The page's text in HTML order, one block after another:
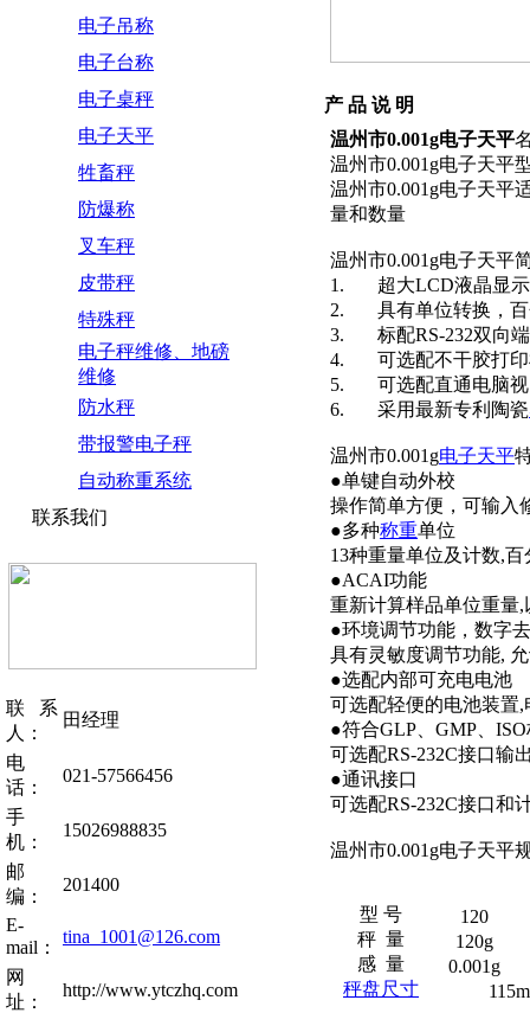
电子吊称
电子台称
电子桌秤
电子天平
牲畜秤
防爆称
叉车秤
皮带秤
特殊秤
电子秤维修、地磅
维修
防水秤
带报警电子秤
自动称重系统
联系我们
联系
人：
田经理
电
话：
021-57566456
手
机：
15026988835
邮
编：
201400
E-
mail：
tina_1001@126.com
网
址：
http://www.ytczhq.com
产 品 说 明
温州市0.001g电子天平
温州市0.001g电子天平
温州市0.001g电子天平
量和数量
温州市0.001g电子天平
1. 超大LCD液晶显示
2. 具有单位转换，百
3. 标配RS-232双向
4. 可选配不干胶打印
5. 可选配直通电脑视
6. 采用最新专利陶瓷
温州市0.001g电子天平
●单键自动外校
操作简单方便，可输入
●多种称重单位
13种重量单位及计数,
●ACAI功能
重新计算样品单位重量
●环境调节功能，数字
具有灵敏度调节功能,
●选配内部可充电电池
可选配轻便的电池装置
●符合GLP、GMP、
可选配RS-232C接口输
●通讯接口
可选配RS-232C接口和
温州市0.001g电子天平
型 号
120
秤 量
120g
感 量
0.001g
秤盘尺寸